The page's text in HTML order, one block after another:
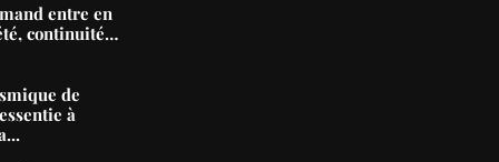
entre en
continuité…
de
à